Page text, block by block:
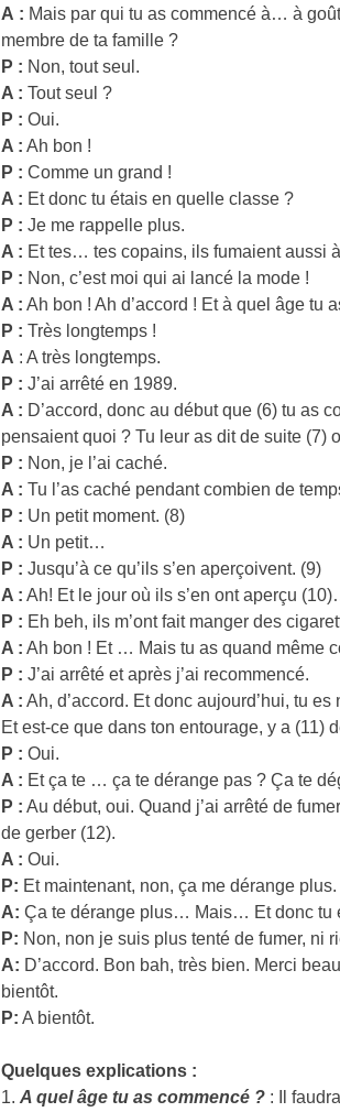
A : Mais par qui tu as commencé à… à
membre de ta famille ?
P : Non, tout seul.
A : Tout seul ?
P : Oui.
A : Ah bon !
P : Comme un grand !
A : Et donc tu étais en quelle classe ?
P : Je me rappelle plus.
A : Et tes… tes copains, ils fumaient aussi
P : Non, c’est moi qui ai lancé la mode !
A : Ah bon ! Ah d’accord ! Et à quel âge
P : Très longtemps !
A : A très longtemps.
P : J’ai arrêté en 1989.
A : D’accord, donc au début que (6) tu as
pensaient quoi ? Tu leur as dit de suite (7)
P : Non, je l’ai caché.
A : Tu l’as caché pendant combien de
P : Un petit moment. (8)
A : Un petit…
P : Jusqu’à ce qu’ils s’en aperçoivent. (9)
A : Ah! Et le jour où ils s’en ont aperçu
P : Eh beh, ils m’ont fait manger des
A : Ah bon ! Et … Mais tu as quand même
P : J’ai arrêté et après j’ai recommencé.
A : Ah, d’accord. Et donc aujourd’hui, tu
Et est-ce que dans ton entourage, y a (11)
P : Oui.
A : Et ça te … ça te dérange pas ? Ça te
P : Au début, oui. Quand j’ai arrêté de
de gerber (12).
A : Oui.
P: Et maintenant, non, ça me dérange plus.
A: Ça te dérange plus… Mais… Et donc tu
P: Non, non je suis plus tenté de fumer, ni
A: D’accord. Bon bah, très bien. Merci
bientôt.
P: A bientôt.
Quelques explications :
1. A quel âge tu as commencé ? : Il